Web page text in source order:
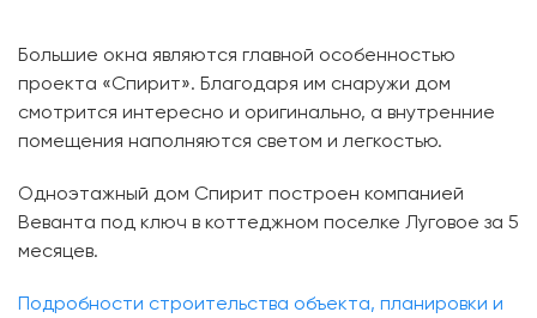
Большие окна являются главной особенностью
проекта «Спирит». Благодаря им снаружи дом
смотрится интересно и оригинально, а внутренние
помещения наполняются светом и легкостью.
Одноэтажный дом Спирит построен компанией
Веванта под ключ в коттеджном поселке Луговое за 5
месяцев.
Подробности строительства объекта, планировки и